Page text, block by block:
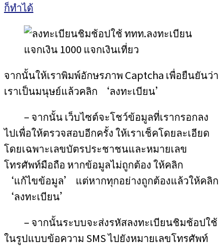
จากนั้นให้เราพิมพ์อักษรภาพ Captcha เพื่อยืนยันว่า
เราเป็นมนุษย์แล้วคลิก ‘ลงทะเบียน’
– จากนั้น เว็บไซต์จะโชว์ข้อมูลที่เรากรอกลง
ไปเพื่อให้ตรวจสอบอีกครั้ง ให้เราเช็คโดยละเอียด
โดยเฉพาะเลขบัตรประชาชนและหมายเลข
โทรศัพท์มือถือ หากข้อมูลไม่ถูกต้อง ให้คลิก
‘แก้ไขข้อมูล’ แต่หากทุกอย่างถูกต้องแล้วให้คลิก
‘ลงทะเบียน’
– จากนั้นระบบจะส่งรหัสลงทะเบียนชิมช้อปใช้
ในรูปแบบข้อความ SMS ไปยังหมายเลขโทรศัพท์